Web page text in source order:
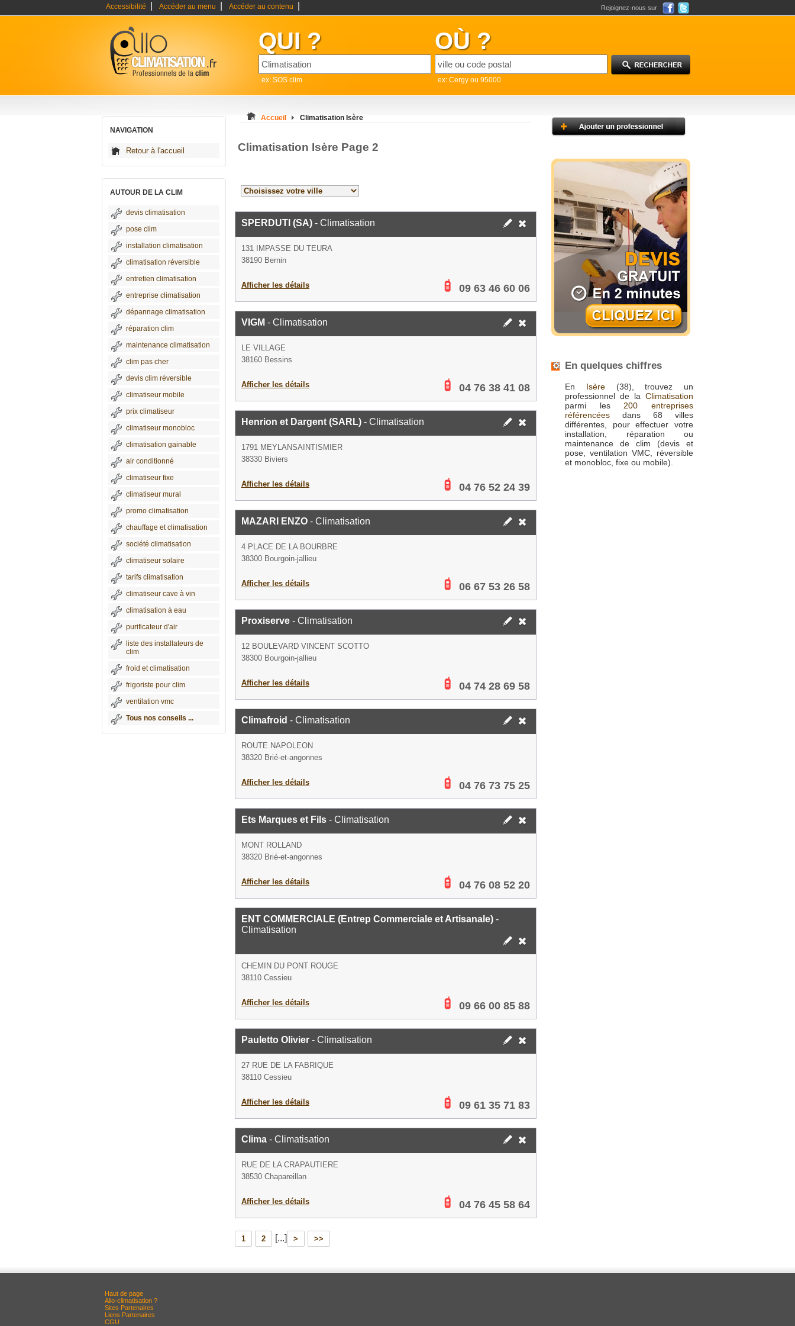
Accessibilité Accéder au menu Accéder au contenu Rejoignez-nous sur
QUI ?
ex: SOS clim
OÙ ?
ex: Cergy ou 95000
NAVIGATION
Retour à l'accueil
AUTOUR DE LA CLIM
devis climatisation
pose clim
installation climatisation
climatisation réversible
entretien climatisation
entreprise climatisation
dépannage climatisation
réparation clim
maintenance climatisation
clim pas cher
devis clim réversible
climatiseur mobile
prix climatiseur
climatiseur monobloc
climatisation gainable
air conditionné
climatiseur fixe
climatiseur mural
promo climatisation
chauffage et climatisation
société climatisation
climatiseur solaire
tarifs climatisation
climatiseur cave à vin
climatisation à eau
purificateur d'air
liste des installateurs de
clim
froid et climatisation
frigoriste pour clim
ventilation vmc
Tous nos conseils ...
Accueil Climatisation Isère
Climatisation Isère Page 2
SPERDUTI (SA) - Climatisation
131 IMPASSE DU TEURA
38190 Bernin
Afficher les détails 09 63 46 60 06
VIGM - Climatisation
LE VILLAGE
38160 Bessins
Afficher les détails 04 76 38 41 08
Henrion et Dargent (SARL) - Climatisation
1791 MEYLANSAINTISMIER
38330 Biviers
Afficher les détails 04 76 52 24 39
MAZARI ENZO - Climatisation
4 PLACE DE LA BOURBRE
38300 Bourgoin-jallieu
Afficher les détails 06 67 53 26 58
Proxiserve - Climatisation
12 BOULEVARD VINCENT SCOTTO
38300 Bourgoin-jallieu
Afficher les détails 04 74 28 69 58
Climafroid - Climatisation
ROUTE NAPOLEON
38320 Brié-et-angonnes
Afficher les détails 04 76 73 75 25
Ets Marques et Fils - Climatisation
MONT ROLLAND
38320 Brié-et-angonnes
Afficher les détails 04 76 08 52 20
ENT COMMERCIALE (Entrep Commerciale et Artisanale) -
Climatisation
CHEMIN DU PONT ROUGE
38110 Cessieu
Afficher les détails 09 66 00 85 88
Pauletto Olivier - Climatisation
27 RUE DE LA FABRIQUE
38110 Cessieu
Afficher les détails 09 61 35 71 83
Clima - Climatisation
RUE DE LA CRAPAUTIERE
38530 Chapareillan
Afficher les détails 04 76 45 58 64
1 2 [...] > >>
En quelques chiffres
En Isère(38), trouvez un
professionnel de la Climatisation
parmi les 200 entreprises
référencées dans 68 villes
différentes, pour effectuer votre
installation, réparation ou
maintenance de clim (devis et
pose, ventilation VMC, réversible
et monobloc, fixe ou mobile).
Haut de page
Allo-climatisation ?
Sites Partenaires
Liens Partenaires
CGU